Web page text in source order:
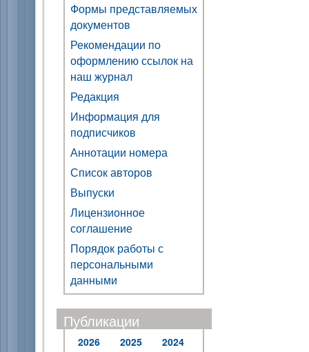
Формы представляемых
документов
Рекомендации по
оформлению ссылок на
наш журнал
Редакция
Информация для
подписчиков
Аннотации номера
Список авторов
Выпуски
Лицензионное
соглашение
Порядок работы с
персональными
данными
Публикации
2026 2025
2024